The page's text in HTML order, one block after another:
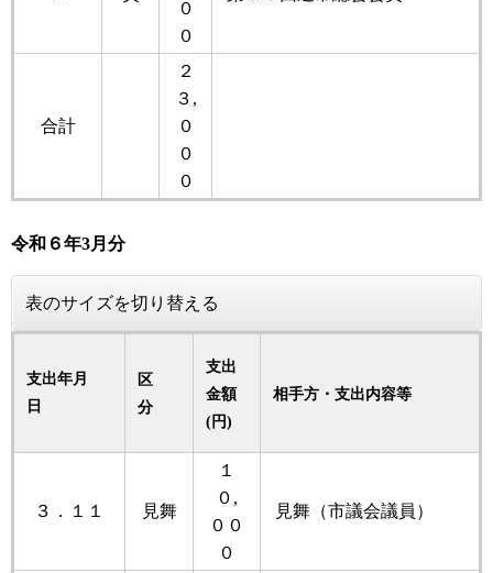
０
０
合計
２
３,
０
０
０
令和６年3月分
表のサイズを切り替える
支出年月
日
区
分
支出
金額
(円)
相手方・支出内容等
３．１１ 見舞
１
０,
００
０
見舞（市議会議員）